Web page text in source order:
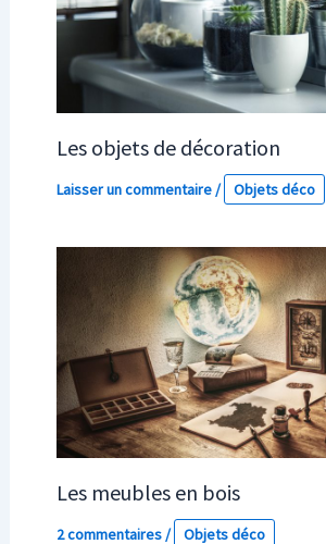
Les objets de décoration
Laisser un commentaire/ Objets déco
Les meubles en bois
2 commentaires/ Objets déco